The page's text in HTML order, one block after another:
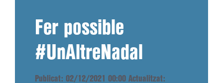
Fer possible
#UnAltreNadal
Publicat: 02/12/2021 00:00 Actualitzat: